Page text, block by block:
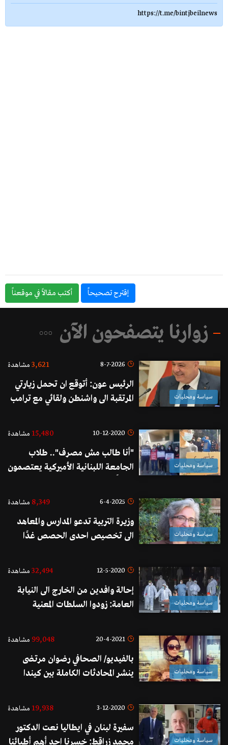
https://t.me/bintjbeilnews
إقترح تصحيحاً أكتب مقالاً في موقعناً
زوارنا يتصفحون الآن
سياسة ومحليات
8-7-2026
3,621 مشاهدة
الرئيس عون: أتوقع ان تحمل زيارتي
المرتقبة الى واشنطن ولقائي مع ترامب
الأميركي غير المسبوق بلبنان.
سياسة ومحليات
10-12-2020
15,480 مشاهدة
"أنا طالب مش مصرف".. طلاب
الجامعة اللبنانية الأميركية يعتصمون
3900 ليرة لبنانية
سياسة ومحليات
6-4-2025
8,349 مشاهدة
وزيرة التربية تدعو المدارس والمعاهد
الى تخصيص احدى الحصص غدًا
الاطفال تضامنًا مع اولاد فلسطين
سياسة ومحليات
12-5-2020
32,494 مشاهدة
إحالة وافدين من الخارج الى النيابة
العامة: زودوا السلطات المعنية
مغلوطة وتفلتوا من الحجر!
سياسة ومحليات
20-4-2021
99,048 مشاهدة
بالفيديو/ الصحافي رضوان مرتضى
ينشر المحادثات الكاملة بين كيندا
شي يوم نشرب قهوة بـ لبنان؟..بس
عندك"
سياسة ومحليات
3-12-2020
19,938 مشاهدة
سفيرة لبنان في ايطاليا نعت الدكتور
محمد زراقط: خسرنا احد أهم أطبائنا